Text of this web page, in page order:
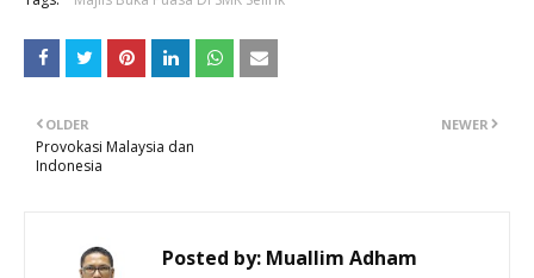
NEWER
OLDER
Provokasi Malaysia dan
Indonesia
Posted by: Muallim Adham